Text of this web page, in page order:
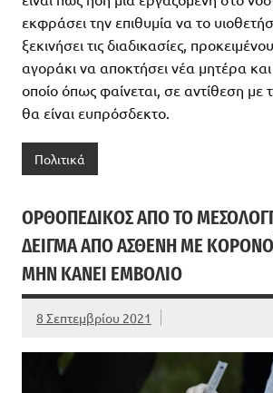
εκφράσει την επιθυμία να το
ξεκινήσει τις διαδικασίες,
αγοράκι να αποκτήσει νέα μητέρα και
οποίο όπως φαίνεται, σε αντίθεση με
θα είναι ευπρόσδεκτο.
Πολιτικά
ΟΡΘΟΠΕΔΙΚΌΣ ΑΠΌ ΤΟ
ΔΕΊΓΜΑ ΑΠΌ ΑΣΘΕΝΉ ΜΕ
ΜΗΝ ΚΆΝΕΙ ΕΜΒΌΛΙΟ
8 Σεπτεμβρίου 2021